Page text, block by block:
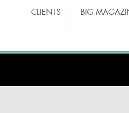
CLIENTS BIG